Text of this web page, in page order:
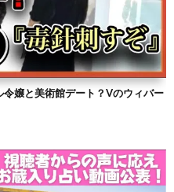
令嬢と美術館デート？Vのウィバー